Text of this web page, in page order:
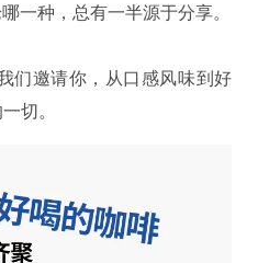
一种，总有一半源于分享。
们邀请你，从口感风味到好
切。